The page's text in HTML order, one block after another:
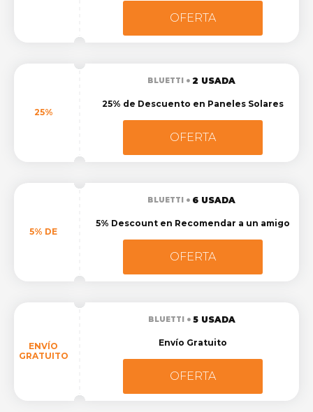
OFERTA
25%
BLUETTI 2 USADA
25% de Descuento en Paneles Solares
OFERTA
5% DE
BLUETTI 6 USADA
5% Descount en Recomendar a un amigo
OFERTA
ENVÍO
GRATUITO
BLUETTI 5 USADA
Envío Gratuito
OFERTA